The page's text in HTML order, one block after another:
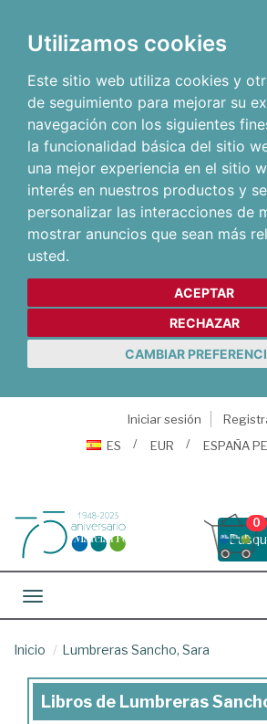
Utilizamos cookies
Este sitio web utiliza cookies y
de seguimiento para mejorar su
navegación con los siguientes
la funcionalidad básica del sitio
una mejor experiencia en el sitio
interés en nuestros productos y
personalizar las interacciones de
mostrar anuncios que sean más
usted.
ACEPTAR
RECHAZAR
CAMBIAR
Iniciar sesión
ES
EUR ESPAÑA
0
Toggle navigation
Inicio Lumbreras Sancho, Sara
Libros
Libros de Lumbreras